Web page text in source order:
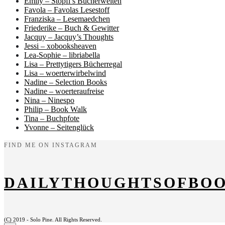
Favola – Favolas Lesestoff
Franziska – Lesemaedchen
Friederike – Buch & Gewitter
Jacquy – Jacquy’s Thoughts
Jessi – xobooksheaven
Lea-Sophie – libriabella
Lisa – Prettytigers Bücherregal
Lisa – woerterwirbelwind
Nadine – Selection Books
Nadine – woerteraufreise
Nina – Ninespo
Philip – Book Walk
Tina – Buchpfote
Yvonne – Seitenglück
FIND ME ON INSTAGRAM
(C) 2019 - Solo Pine. All Rights Reserved.